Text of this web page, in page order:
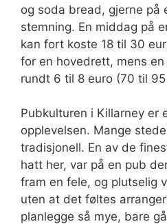
og soda bread, gjerne på
stemning. En middag på
kan fort koste 18 til 30
for en hovedrett, mens
rundt 6 til 8 euro (70 til
Pubkulturen i Killarney er
opplevelsen. Mange
tradisjonell. En av de
hatt her, var på en pub
fram en fele, og plutselig
uten at det føltes
planlegge så mye, bare